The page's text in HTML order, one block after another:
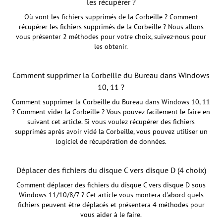
les récupérer ?
Où vont les fichiers supprimés de la Corbeille ? Comment
récupérer les fichiers supprimés de la Corbeille ? Nous allons
vous présenter 2 méthodes pour votre choix, suivez-nous pour
les obtenir.
Comment supprimer la Corbeille du Bureau dans Windows
10, 11 ?
Comment supprimer la Corbeille du Bureau dans Windows 10, 11
? Comment vider la Corbeille ? Vous pouvez facilement le faire en
suivant cet article. Si vous voulez récupérer des fichiers
supprimés après avoir vidé la Corbeille, vous pouvez utiliser un
logiciel de récupération de données.
Déplacer des fichiers du disque C vers disque D (4 choix)
Comment déplacer des fichiers du disque C vers disque D sous
Windows 11/10/8/7 ? Cet article vous montera d'abord quels
fichiers peuvent être déplacés et présentera 4 méthodes pour
vous aider à le faire.